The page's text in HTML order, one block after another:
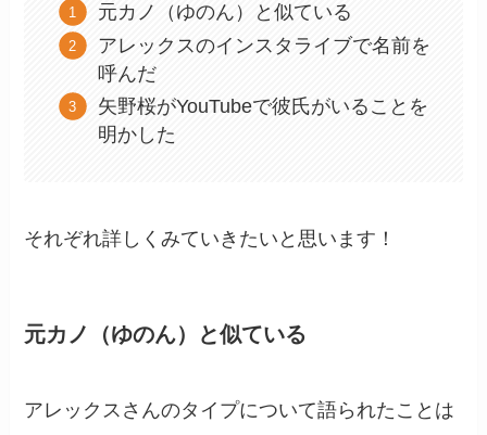
元カノ（ゆのん）と似ている
アレックスのインスタライブで名前を
呼んだ
矢野桜がYouTubeで彼氏がいることを
明かした
それぞれ詳しくみていきたいと思います！
元カノ（ゆのん）と似ている
アレックスさんのタイプについて語られたことは